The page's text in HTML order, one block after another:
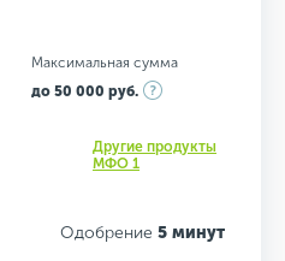
Максимальная сумма
до 50 000 руб.
Другие продукты
МФО 1
Одобрение 5 минут